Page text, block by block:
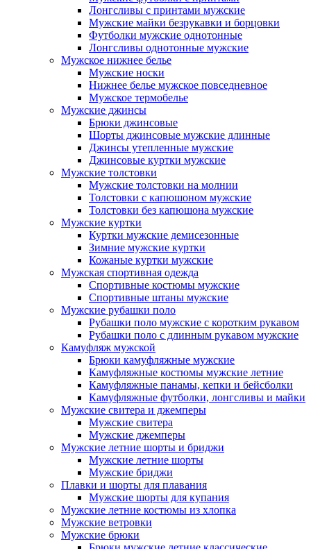
Лонгсливы с принтами мужские
Мужские майки безрукавки и борцовки
Футболки мужские однотонные
Лонгсливы однотонные мужские
Мужское нижнее белье
Мужские носки
Нижнее белье мужское повседневное
Мужское термобелье
Мужские джинсы
Брюки джинсовые
Шорты джинсовые мужские длинные
Джинсы утепленные мужские
Джинсовые куртки мужские
Мужские толстовки
Мужские толстовки на молнии
Толстовки с капюшоном мужские
Толстовки без капюшона мужские
Мужские куртки
Куртки мужские демисезонные
Зимние мужские куртки
Кожаные куртки мужские
Мужская спортивная одежда
Спортивные костюмы мужские
Спортивные штаны мужские
Мужские рубашки поло
Рубашки поло мужские с коротким рукавом
Рубашки поло с длинным рукавом мужские
Камуфляж мужской
Брюки камуфляжные мужские
Камуфляжные костюмы мужские летние
Камуфляжные панамы, кепки и бейсболки
Камуфляжные футболки, лонгсливы и майки
Мужские свитера и джемперы
Мужские свитера
Мужские джемперы
Мужские летние шорты и бриджи
Мужские летние шорты
Мужские бриджи
Плавки и шорты для плавания
Мужские шорты для купания
Мужские летние костюмы из хлопка
Мужские ветровки
Мужские брюки